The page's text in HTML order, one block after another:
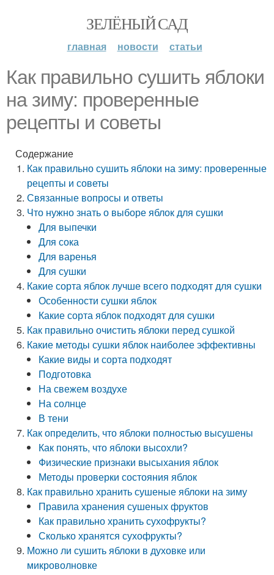
ЗЕЛЁНЫЙ САД
главная новости статьи
Как правильно сушить яблоки
на зиму: проверенные
рецепты и советы
Содержание
Как правильно сушить яблоки на зиму: проверенные
рецепты и советы
Связанные вопросы и ответы
Что нужно знать о выборе яблок для сушки
Для выпечки
Для сока
Для варенья
Для сушки
Какие сорта яблок лучше всего подходят для сушки
Особенности сушки яблок
Какие сорта яблок подходят для сушки
Как правильно очистить яблоки перед сушкой
Какие методы сушки яблок наиболее эффективны
Какие виды и сорта подходят
Подготовка
На свежем воздухе
На солнце
В тени
Как определить, что яблоки полностью высушены
Как понять, что яблоки высохли?
Физические признаки высыхания яблок
Методы проверки состояния яблок
Как правильно хранить сушеные яблоки на зиму
Правила хранения сушеных фруктов
Как правильно хранить сухофрукты?
Сколько хранятся сухофрукты?
Можно ли сушить яблоки в духовке или
микроволновке